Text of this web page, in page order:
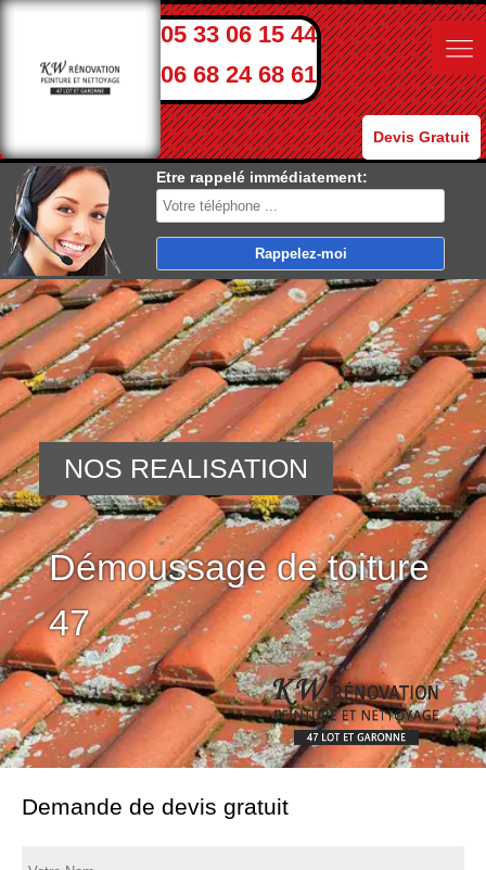
05 33 06 15 44
06 68 24 68 61
Devis Gratuit
Etre rappelé immédiatement:
Démoussage de toiture
47
NOS REALISATION
Demande de devis gratuit